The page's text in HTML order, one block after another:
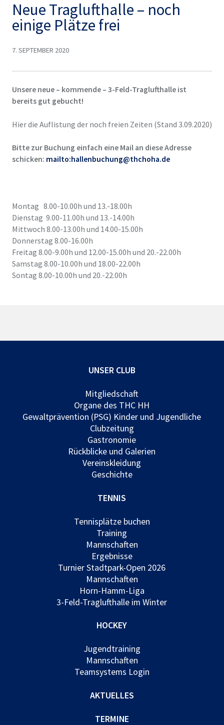
Neue Traglufthalle – noch
einige Plätze frei
7. SEPTEMBER 2020
Unsere neue – kommende – 3-Feld-Traglufthalle ist
bereits gut gebucht!
Hier die Auflistung der noch freien Zeiten (Stand 3.09.2020)
Bitte zur Buchung einfach eine Mail an diese Adresse
schicken: mailto:hallenbuchung@thchoha.de
Montag 8.00-10.00h und 13.-18.00h
Dienstag 9.00-11.00h und 13.-14.00h
Mittwoch 8.00-13.00h und 14.00-15.00h
Donnerstag 8.00-16.00h
Freitag 8.00-9.00h und 12.00-15.00h und 20.-22.00h
Samstag 8.00-10.00h und 18.00-22.00h
Sontag 8.00-10.00h und 20.-22.00h
UNSER CLUB
Mitgliedschaft
Organe des THC HH
Gewaltprävention (PSG) Kinder und Jugendliche
Clubzeitung
Gastronomie
Rückblicke und Galerien
Vereinskleidung
Geschichte
TENNIS
Tennisplätze buchen
Training
Mannschaften
Ergebnisse
Turnier Stadtpark-Open 2026
Mannschaften
Horn-Hamm-Liga
3-Feld-Traglufthalle im Winter
HOCKEY
Jugendtraining
Mannschaften
Teamsystems Login
AKTUELLES
TERMINE